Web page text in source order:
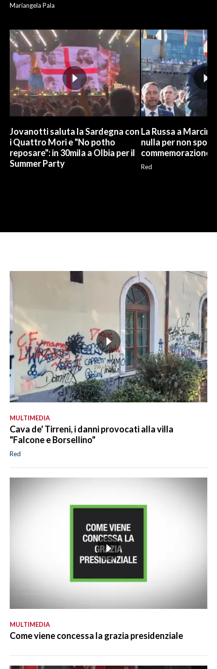
Mariangela Pala
Jovanotti saluta la Sardegna con
i Quattro Mori e "No potho
reposare": in 30mila a Olbia per il
Summer Party
La Russa a
nulla per non
commemorazione
Red
MULTIMEDIA
Cava de' Tirreni, i danni provocati alla villa
"Falcone e Borsellino"
Red
MULTIMEDIA
Come viene concessa la grazia presidenziale